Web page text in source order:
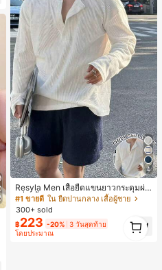
4
Resyla Men เสื้อยืดแขนยาวกระดุมผ่า
ครึ่งสีพื้นอเนกประสงค์ลำลองสำหรับผู้ช
าย
#1 ขายดี ใน ยืดปานกลาง เสื้อผู้ชาย
300+ sold
฿223 -20% 3 วันสุดท้าย
โดยประมาณ
1